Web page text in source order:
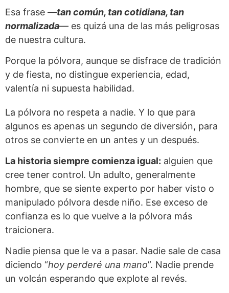
Esa frase —tan común, tan cotidiana, tan
normalizada— es quizá una de las más peligrosas
de nuestra cultura.
Porque la pólvora, aunque se disfrace de tradición
y de fiesta, no distingue experiencia, edad,
valentía ni supuesta habilidad.
La pólvora no respeta a nadie. Y lo que para
algunos es apenas un segundo de diversión, para
otros se convierte en un antes y un después.
La historia siempre comienza igual: alguien que
cree tener control. Un adulto, generalmente
hombre, que se siente experto por haber visto o
manipulado pólvora desde niño. Ese exceso de
confianza es lo que vuelve a la pólvora más
traicionera.
Nadie piensa que le va a pasar. Nadie sale de casa
diciendo “hoy perderé una mano”. Nadie prende
un volcán esperando que explote al revés.